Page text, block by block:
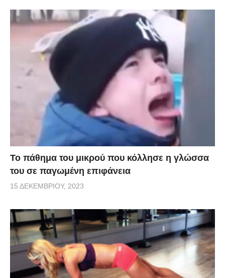
Το πάθημα του μικρού που κόλλησε η γλώσσα
του σε παγωμένη επιφάνεια
15 ΔΕΚΕΜΒΡΊΟΥ, 2023